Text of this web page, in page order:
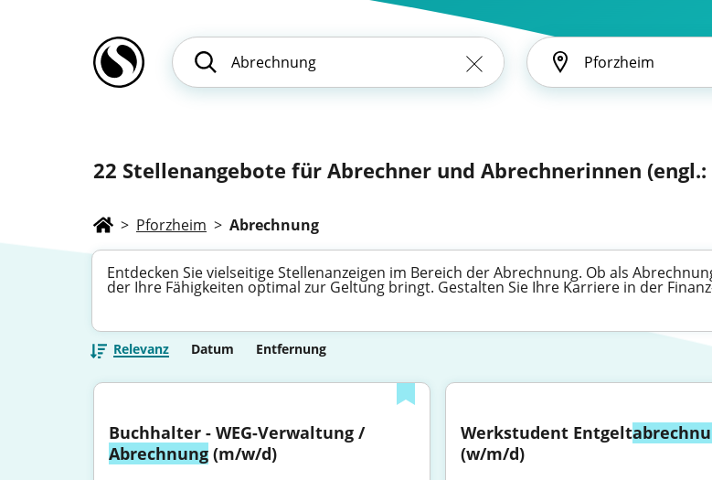
22 Stellenangebote für Abrechner und Abrechnerinnen
> Pforzheim > Abrechnung
Entdecken Sie vielseitige Stellenanzeigen im Bereich der Abrechnung. Ob als
der Ihre Fähigkeiten optimal zur Geltung bringt. Gestalten Sie Ihre Karriere in der
Relevanz Datum Entfernung
Buchhalter - WEG-Verwaltung /
Abrechnung (m/w/d)
Werkstudent Entgelt
(w/m/d)